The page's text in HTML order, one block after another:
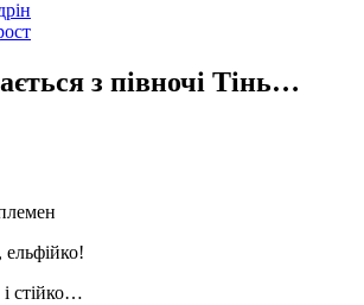
з півночі Тінь…
стійко…